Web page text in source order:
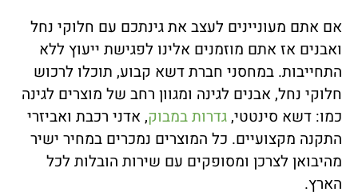
אם אתם מעוניינים לעצב את גינתכם עם חלוקי נחל
ואבנים אז אתם מוזמנים אלינו לפגישת ייעוץ ללא
התחייבות. במחסני חברת דשא קבוע, תוכלו לרכוש
חלוקי נחל, אבנים לגינה ומגוון רחב של מוצרים לגינה
כמו: דשא סינטטי,גדרות במבוק, אדני רכבת ואביזרי
התקנה מקצועיים. כל המוצרים נמכרים במחיר ישיר
מהיבואן לצרכן ומסופקים עם שירות הובלות לכל
הארץ.